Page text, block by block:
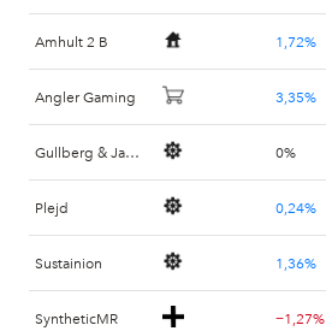
Amhult 2 B
Angler Gaming
Gullberg & Jansson
Plejd
Sustainion
SyntheticMR
1,72%
3,35%
0%
0,24%
1,36%
−1,27%